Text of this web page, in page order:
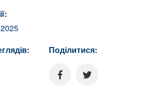
Поділитися: